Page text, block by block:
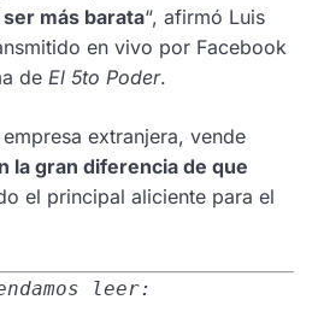
más barata“, afirmó Luis
en vivo por Facebook
de El 5to Poder.
extranjera, vende
la gran diferencia de que
el principal aliciente para el
leer: